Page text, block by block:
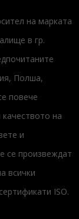
на марката
в гр.
Полша,
повече
на
и
се произвеждат
всички
ISO.